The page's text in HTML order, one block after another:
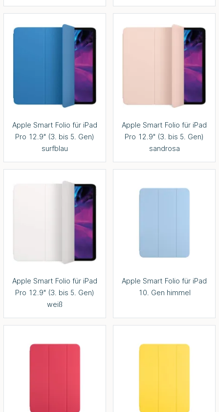
Apple Smart Folio für iPad
Pro 12.9" (3. bis 5. Gen)
surfblau
Apple Smart Folio für iPad
Pro 12.9" (3. bis 5. Gen)
sandrosa
Apple Smart Folio für iPad
Pro 12.9" (3. bis 5. Gen)
weiß
Apple Smart Folio für iPad
10. Gen himmel